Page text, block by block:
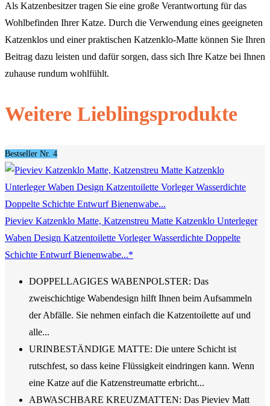
Als Katzenbesitzer tragen Sie eine große Verantwortung für das
Wohlbefinden Ihrer Katze. Durch die Verwendung eines geeigneten
Katzenklos und einer praktischen Katzenklo-Matte können Sie Ihren
Beitrag dazu leisten und dafür sorgen, dass sich Ihre Katze bei Ihnen
zuhause rundum wohlfühlt.
Weitere Lieblingsprodukte
Bestseller Nr. 4
Pieviev Katzenklo Matte, Katzenstreu Matte Katzenklo Unterleger
Waben Design Katzentoilette Vorleger Wasserdichte Doppelte
Schichte Entwurf Bienenwabe...*
DOPPELLAGIGES WABENPOLSTER: Das
zweischichtige Wabendesign hilft Ihnen beim Aufsammeln
der Abfälle. Sie nehmen einfach die Katzentoilette auf und
alle...
URINBESTÄNDIGE MATTE: Die untere Schicht ist
rutschfest, so dass keine Flüssigkeit eindringen kann. Wenn
eine Katze auf die Katzenstreumatte erbricht...
ABWASCHBARE KREUZMATTEN: Das Pieviev Matt